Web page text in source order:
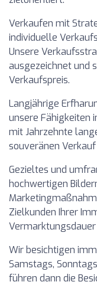
Verkaufen mit
individuelle
Unsere
ausgezeichnet und
Verkaufspreis.
Langjährige
unsere Fähigkeiten
mit Jahrzehnte
souveränen
Gezieltes und
hochwertigen
Zielkunden Ihrer
Wir besichtigen
Samstags,
führen dann die